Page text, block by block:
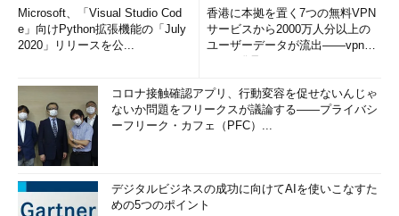
Microsoft、「Visual Studio Cod
e」向けPython拡張機能の「July
2020」リリースを公...
香港に本拠を置く7つの無料VPN
サービスから2000万人分以上の
ユーザーデータが流出――vpnMe
コロナ接触確認アプリ、行動変容を促せないんじゃ
ないか問題をフリークスが議論する――プライバシ
ーフリーク・カフェ（PFC）...
デジタルビジネスの成功に向けてAIを使いこなすた
めの5つのポイント